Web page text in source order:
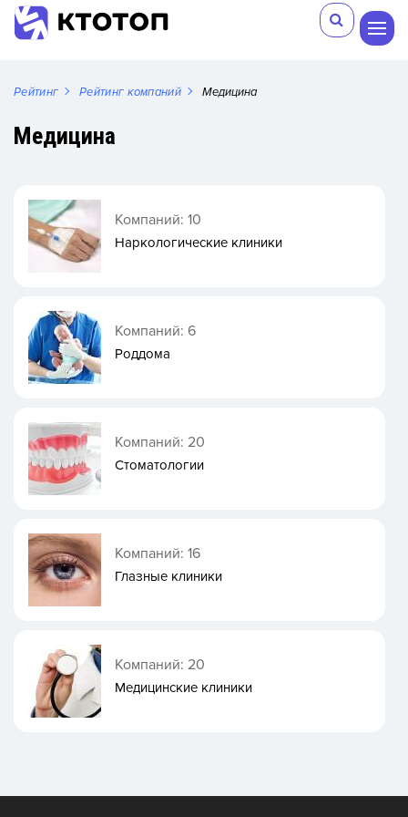
Рейтинг Рейтинг компаний Медицина
Медицина
Компаний: 10
Наркологические клиники
Компаний: 6
Роддома
Компаний: 20
Стоматологии
Компаний: 16
Глазные клиники
Компаний: 20
Медицинские клиники